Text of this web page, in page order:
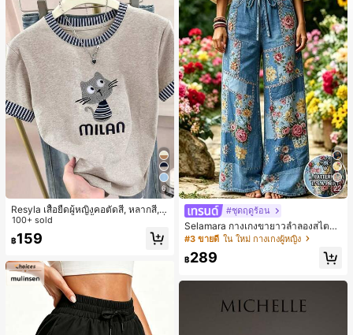
6
Resyla เสื้อยืดผู้หญิงคอตัดสี, หลากสี, ล
ายพิมพ์แมวน่ารัก, เสื้อสำหรับออกไปเที่
ยวฤดูร้อน, ดีไซน์กราฟิก, ความรู้สึกพรีเ
มียม, ลำลองอเนกประสงค์, สวมใส่ประ
เสื้อผ้ากลางแจ้ง
100+ sold
฿159
22
#ชุดฤดูร้อน
Selamara กางเกงขายาวลำลองสไตล์โ
บฮีเมียนสำหรับพักผ่อน สีกากี ผิวสัมผัส
มีเท็กซ์เจอร์ เอวสูงทรงหลวม เอวยางยืด
พร้อมเชือกรูด ทรงขาตรงทิ้งตัว ขากว้า
ดินทาง
#3 ขายดี ใน ใหม่ กางเกงผู้หญิง
฿289